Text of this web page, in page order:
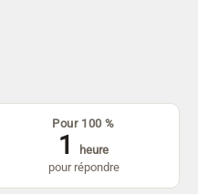
Pour 100 %
1
heure
pour répondre